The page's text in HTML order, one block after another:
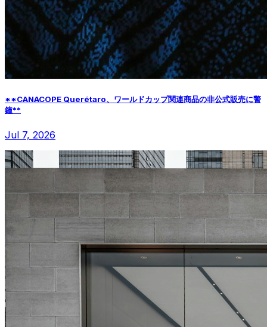
**CANACOPE Querétaro、ワールドカップ関連商品の非公式販売に警
鐘**
Jul 7, 2026